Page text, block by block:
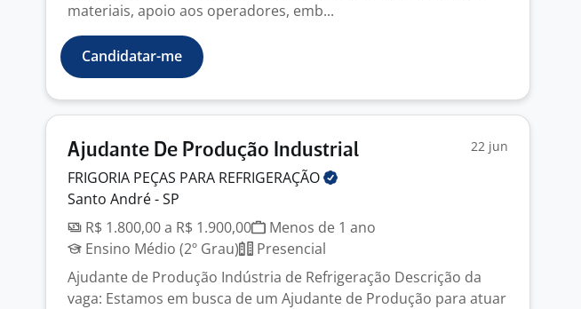
materiais, apoio aos operadores, emb...
Candidatar-me
Ajudante De Produção Industrial 22 jun
FRIGORIA PEÇAS PARA REFRIGERAÇÃO
Santo André - SP
R$ 1.800,00 a R$ 1.900,00
Menos de 1 ano
Ensino Médio (2º Grau)
Presencial
Ajudante de Produção Indústria de Refrigeração Descrição da
vaga: Estamos em busca de um Ajudante de Produção para atuar